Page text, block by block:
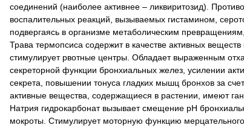
соединений (наиболее активнее – ликвиритозид).
воспалительных реакций, вызываемых гистамином,
подвергаясь в организме метаболическим
Трава термопсиса содержит в качестве активных
стимулирует рвотные центры. Обладает выраженным
секреторной функции бронхиальных желез, усилении
секрета, повышении тонуса гладких мышц бронхов за
активные вещества, содержащиеся в растении, имеют
Натрия гидрокарбонат вызывает смещение рН
мокроты. Стимулирует моторную функцию